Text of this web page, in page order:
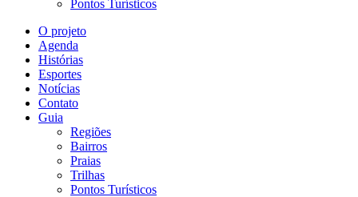
Pontos Turísticos
O projeto
Agenda
Histórias
Esportes
Notícias
Contato
Guia
Regiões
Bairros
Praias
Trilhas
Pontos Turísticos